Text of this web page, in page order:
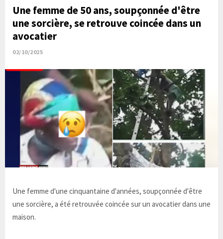
Une femme de 50 ans, soupçonnée d'être
une sorcière, se retrouve coincée dans un
avocatier
02/10/2025
Une femme d'une cinquantaine d'années, soupçonnée d'être
une sorcière, a été retrouvée coincée sur un avocatier dans une
maison.